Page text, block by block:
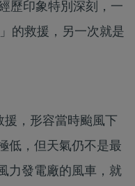
歷印象特別深刻，一
的救援，另一次就是
，形容當時颱風下
低，但天氣仍不是最
力發電廠的風車，就